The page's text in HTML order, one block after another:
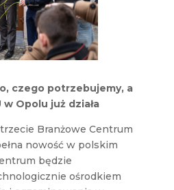
czego potrzebujemy, a
Opolu już działa
Branżowe Centrum
nowość w polskim
będzie
ośrodkiem